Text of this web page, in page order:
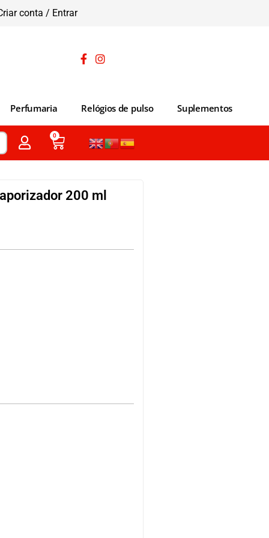
conta / Entrar
Perfumaria Relógios de pulso Suplementos
0
200 ml